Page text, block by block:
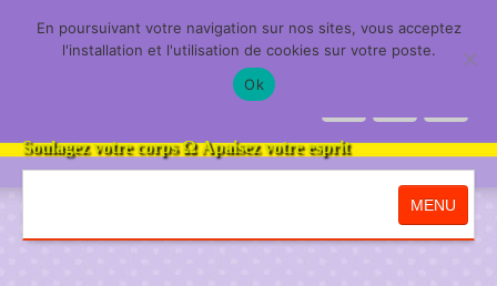
Harmonie de l'Être
Soulagez votre corpsΩApaisez votre esprit
MENU
En poursuivant votre navigation sur nos sites, vous acceptez
l'installation et l'utilisation de cookies sur votre poste.
Ok